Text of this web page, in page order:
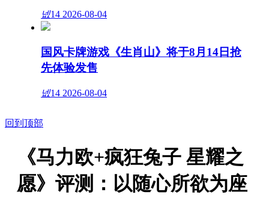
넶14 2026-08-04
国风卡牌游戏《生肖山》将于8月14日抢
先体验发售
넶14 2026-08-04
回到顶部
《马力欧+疯狂兔子 星耀之
愿》评测：以随心所欲为座